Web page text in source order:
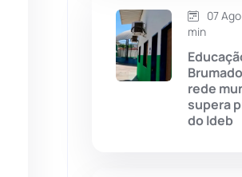
Caturama
Chapada Diamantina
07
min
rede
supera
do Ideb